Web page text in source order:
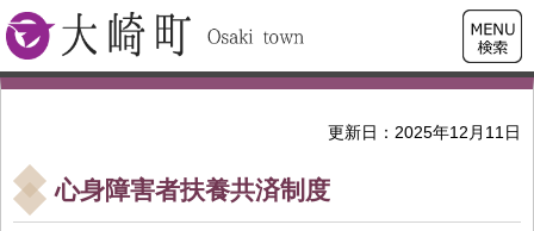
大崎町
検索・
共通メ
ニュー
更新日：2025年12月11日
心身障害者扶養共済制度